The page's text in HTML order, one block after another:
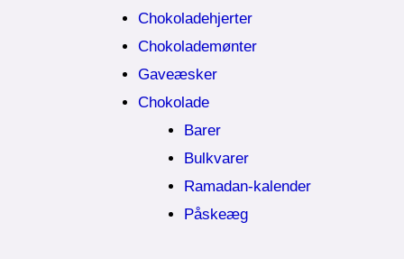
Chokoladehjerter
Chokolademønter
Gaveæsker
Chokolade
Barer
Bulkvarer
Ramadan-kalender
Påskeæg